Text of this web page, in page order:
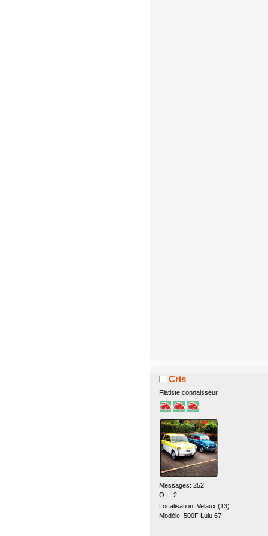
Cris
Fiatiste connaisseur
Messages: 252
Q.I.: 2
Localisation: Velaux (13)
Modèle: 500F Lulu 67